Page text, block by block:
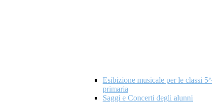
Esibizione musicale per le classi 5^
primaria
Saggi e Concerti degli alunni